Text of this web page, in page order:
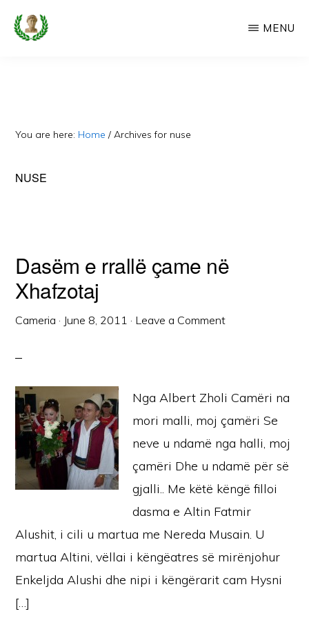
Skip
Faqe
Dedikuar
MENU
You are here: Home / Archives for nuse
NUSE
Dasëm e rrallë çame në
Xhafzotaj
Cameria · June 8, 2011 · Leave a Comment
Nga Albert Zholi Camëri na
mori malli, moj çamëri Se
neve u ndamë nga halli, moj
çamëri Dhe u ndamë për së
gjalli.. Me këtë këngë filloi
dasma e Altin Fatmir
Alushit, i cili u martua me Nereda Musain. U
martua Altini, vëllai i këngëatres së mirënjohur
Enkeljda Alushi dhe nipi i këngërarit cam Hysni
[…]